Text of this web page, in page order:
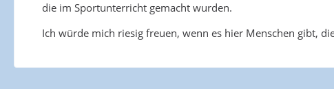
die im Sportunterricht gemacht wurden.
Ich würde mich riesig freuen, wenn es hier Menschen gibt,